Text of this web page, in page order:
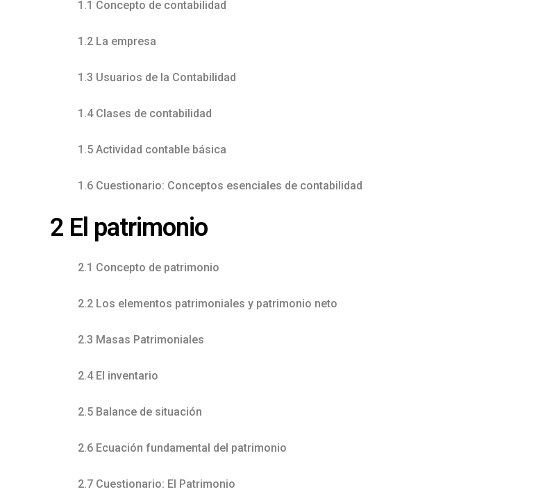
1.1 Concepto de contabilidad
1.2 La empresa
1.3 Usuarios de la Contabilidad
1.4 Clases de contabilidad
1.5 Actividad contable básica
1.6 Cuestionario: Conceptos esenciales de contabilidad
2 El patrimonio
2.1 Concepto de patrimonio
2.2 Los elementos patrimoniales y patrimonio neto
2.3 Masas Patrimoniales
2.4 El inventario
2.5 Balance de situación
2.6 Ecuación fundamental del patrimonio
2.7 Cuestionario: El Patrimonio